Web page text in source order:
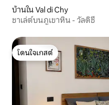
บ้านใน Val di Chy
ชาเล่ต์บนภูเขาหิน - วัลดิชี
โดนใจเกสต์
โดนใจเกสต์